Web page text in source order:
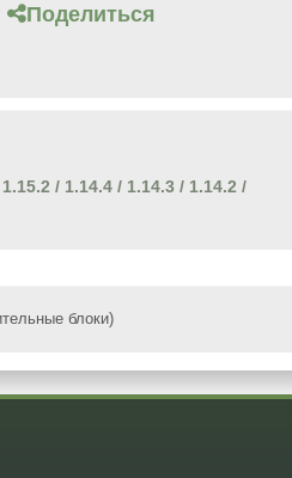
Поделиться
1.15.2 / 1.14.4 / 1.14.3 / 1.14.2 /
блоки)